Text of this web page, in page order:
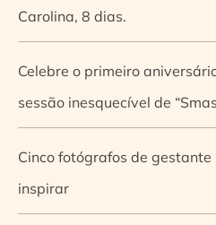
Carolina, 8 dias.
Celebre o primeiro
sessão inesquecível de
Cinco fotógrafos de
inspirar